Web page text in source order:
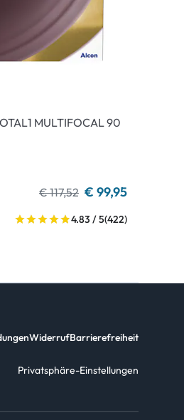
MULTIFOCAL 90
€ 117,52 € 99,95
4.83 / 5(422)
WiderrufBarrierefreiheit
Privatsphäre-Einstellungen